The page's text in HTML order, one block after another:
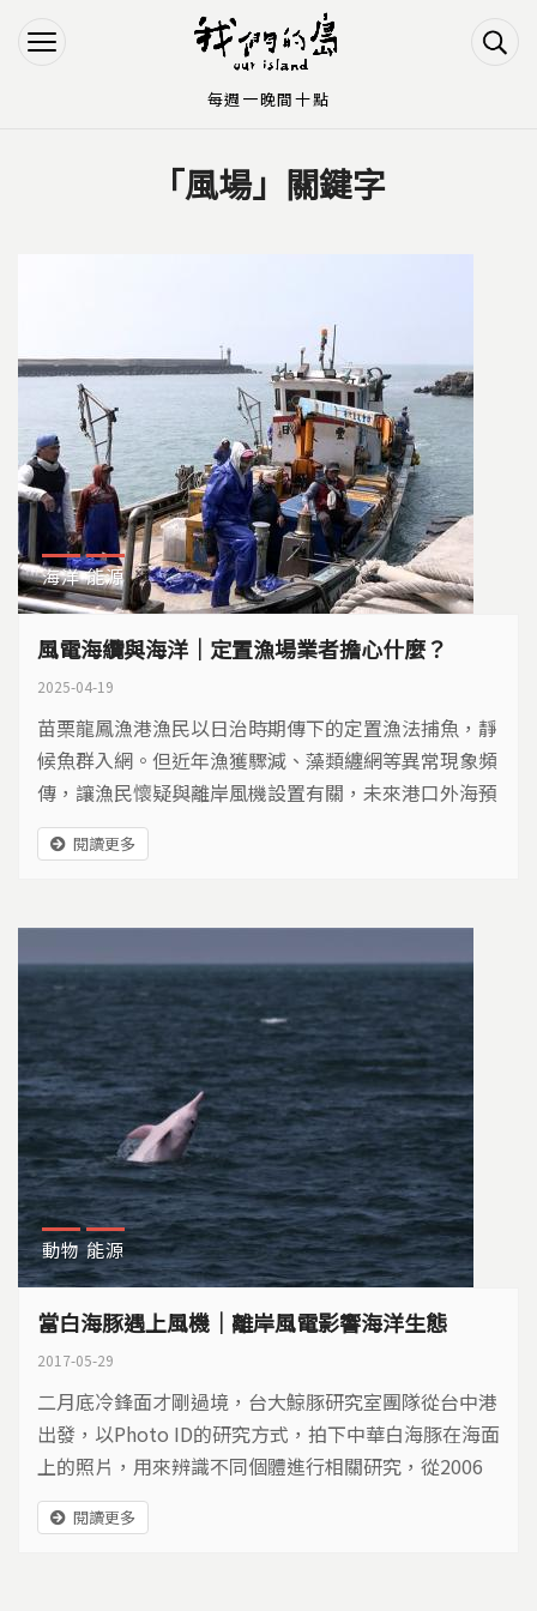
Jump to Navigation
Jump to Main content
「風場」關鍵字
海洋 能源
風電海纜與海洋｜定置漁場業者擔心什麼？
2025-04-19
苗栗龍鳳漁港漁民以日治時期傳下的定置漁法捕魚，靜
候魚群入網。但近年漁獲驟減、藻類纏網等異常現象頻
傳，讓漁民懷疑與離岸風機設置有關，未來港口外海預
計還會設立更多風機，而且風機的海底電纜將通過漁
場，讓漁民憂心海洋環境會面臨更大衝擊......
閱讀更多
動物 能源
當白海豚遇上風機｜離岸風電影響海洋生態
2017-05-29
二月底冷鋒面才剛過境，台大鯨豚研究室團隊從台中港
出發，以Photo ID的研究方式，拍下中華白海豚在海面
上的照片，用來辨識不同個體進行相關研究，從2006
年以來，已經進行了十一年。
閱讀更多
每週一晚間十點